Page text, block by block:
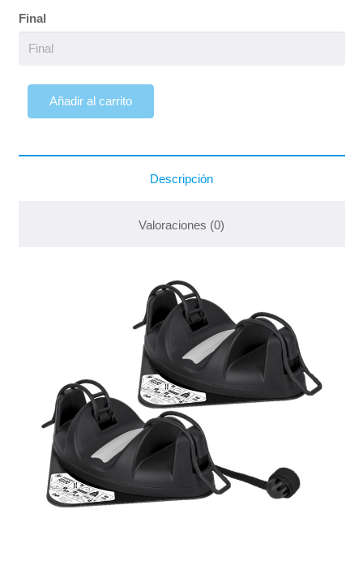
Final
Añadir al carrito
Descripción
Valoraciones (0)